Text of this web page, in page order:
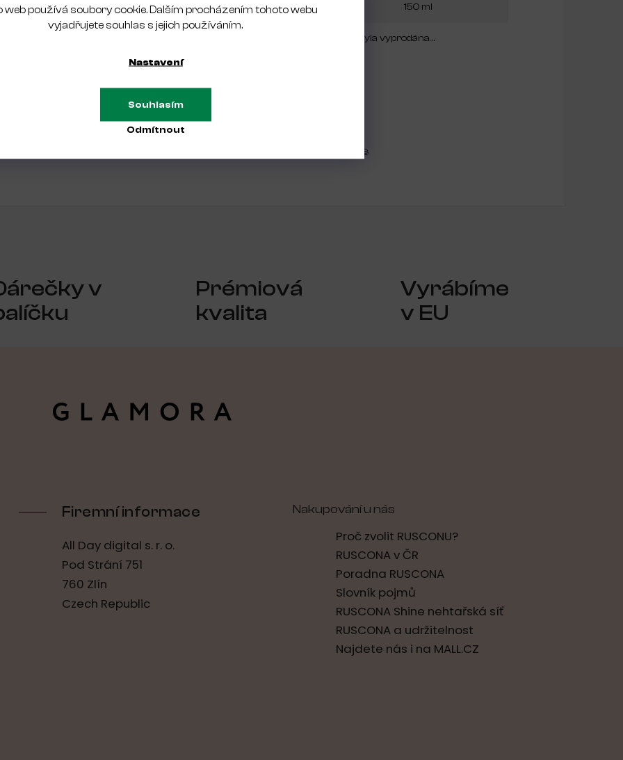
web používá soubory cookie. Dalším procházením tohoto webu
vyjadřujete souhlas s jejich používáním.
Nastavení
Odmítnout
Souhlasím
pokožku
150 ml
Položka byla vyprodána…
Buďte první, kdo napíše příspěvek k této položce.
uživatelé mohou vkládat hodnocení. Prosím registrujte.
v
Prémiová
kvalita
Vyrábíme
v EU
Firemní informace
All Day digital s. r. o.
Pod Strání 751
760 Zlín
Czech Republic
Nakupování u nás
Proč zvolit RUSCONU?
RUSCONA v ČR
Poradna RUSCONA
Slovník pojmů
RUSCONA Shine nehtařská síť
RUSCONA a udržitelnost
Najdete nás i na MALL.CZ